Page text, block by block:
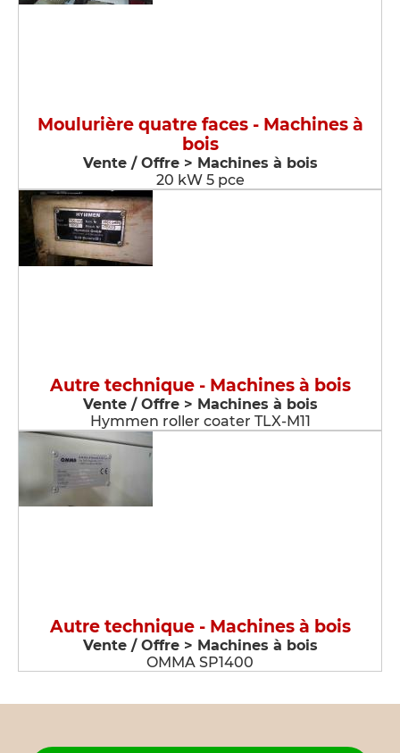
Moulurière quatre faces - Machines à
bois
Vente / Offre > Machines à bois
20 kW 5 pce
Autre technique - Machines à bois
Vente / Offre > Machines à bois
Hymmen roller coater TLX-M11
Autre technique - Machines à bois
Vente / Offre > Machines à bois
OMMA SP1400